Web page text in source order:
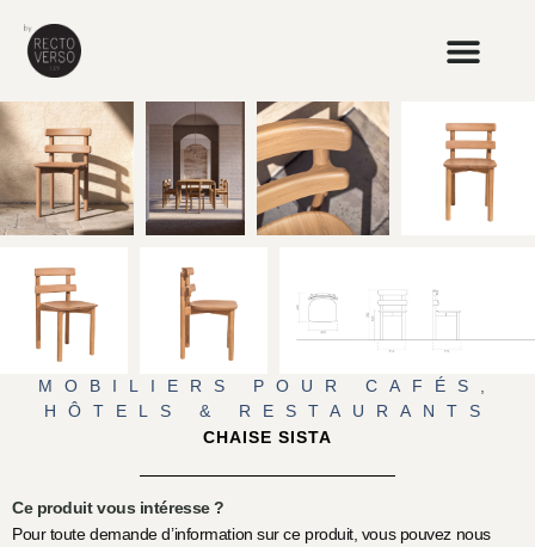
MOBILIERS POUR CAFÉS,
HÔTELS & RESTAURANTS
CHAISE SISTA
Ce produit vous intéresse ?
Pour toute demande d’information sur ce produit, vous pouvez nous